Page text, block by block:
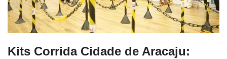
Kits Corrida Cidade de Aracaju: